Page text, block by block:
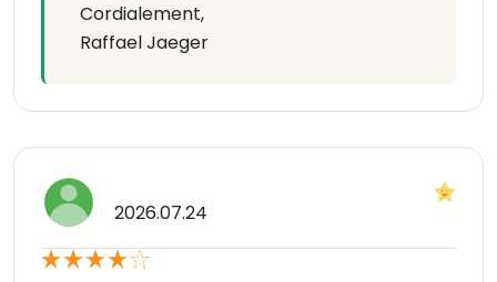
Cordialement,
Raffael Jaeger
2026.07.24